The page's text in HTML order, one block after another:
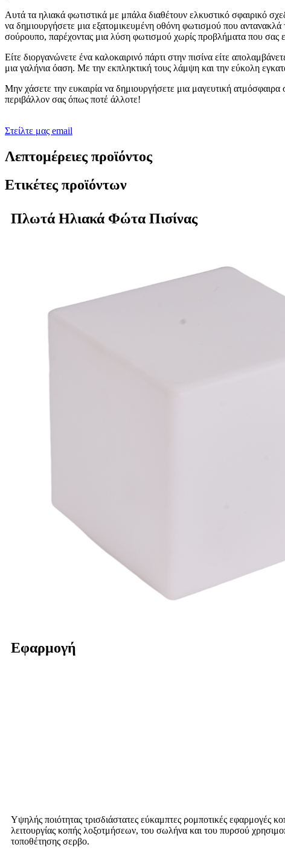
Αυτά τα ηλιακά φωτιστικά με μπάλα διαθέτουν ελκυστικό σφαιρικό
να δημιουργήσετε μια εξατομικευμένη οθόνη φωτισμού που
σούρουπο, παρέχοντας μια λύση φωτισμού χωρίς προβλήματα που σας
Είτε διοργανώνετε ένα καλοκαιρινό πάρτι στην πισίνα είτε
μια γαλήνια όαση. Με την εκπληκτική τους λάμψη και την εύκολη
Μην χάσετε την ευκαιρία να δημιουργήσετε μια μαγευτική
περιβάλλον σας όπως ποτέ άλλοτε!
Στείλτε μας email
Λεπτομέρειες προϊόντος
Ετικέτες προϊόντων
Πλωτά Ηλιακά Φώτα Πισίνας
Εφαρμογή
Υψηλής ποιότητας τρισδιάστατες εύκαμπτες ρομποτικές εφαρμογές
λειτουργίας κοπής λοξοτμήσεων, του σωλήνα και του πυρσού
τοποθέτησης σερβο.